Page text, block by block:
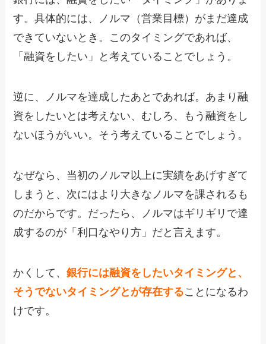
す。具体的には、ノルマ（営業目標）がまだ達成
できていないとき。このタイミングであれば、
「融資をしたい」と考えていることでしょう。
逆に、ノルマを達成したあとであれば。あまり融
資をしたいとは考えない、むしろ、もう融資をし
ないほうがいい。そう考えていることでしょう。
なぜなら、当初のノルマ以上に実績をあげすぎて
しまうと、次にはより大きなノルマを課されるも
のだからです。だったら、ノルマはギリギリで達
成するのが「利口なやり方」だと言えます。
かくして、銀行には融資をしたいタイミングと、
そうでないタイミングとが存在することになるわ
けです。